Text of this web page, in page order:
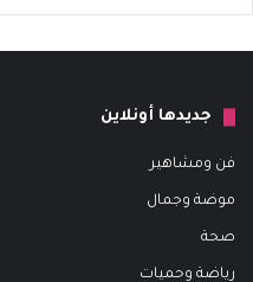
جديدها أونلاين
فن ومشاهير
موضة وجمال
صحة
رياضة وحميات